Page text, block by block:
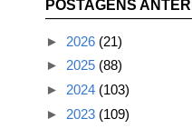
POSTAGENS
► 2026 (21)
► 2025 (88)
► 2024 (103)
► 2023 (109)